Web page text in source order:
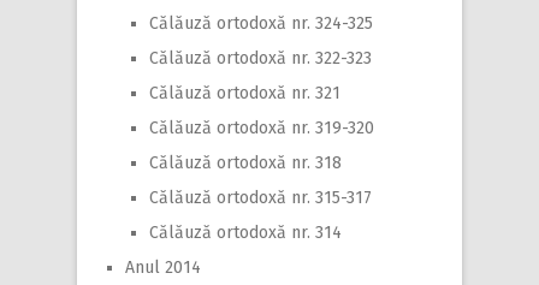
Călăuză ortodoxă nr. 324-325
Călăuză ortodoxă nr. 322-323
Călăuză ortodoxă nr. 321
Călăuză ortodoxă nr. 319-320
Călăuză ortodoxă nr. 318
Călăuză ortodoxă nr. 315-317
Călăuză ortodoxă nr. 314
Anul 2014